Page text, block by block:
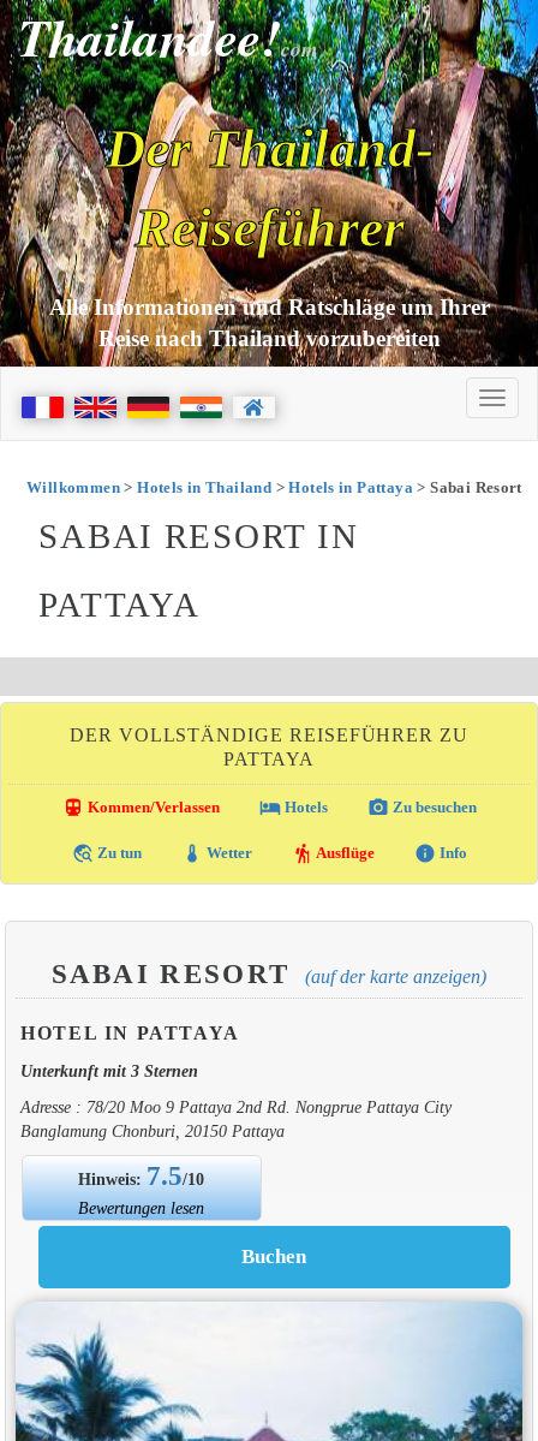
Thailandee!com
Der Thailand-
Reiseführer
Alle Informationen und Ratschläge um Ihrer
Reise nach Thailand vorzubereiten
Willkommen>Hotels in Thailand >Hotels in Pattaya > Sabai Resort
SABAI RESORT IN
PATTAYA
DER VOLLSTÄNDIGE REISEFÜHRER ZU
PATTAYA
directions_transit Kommen/Verlassen local_hotelHotels photo_camera Zu besuchen
travel_explore Zu tun thermostat Wetter hiking Ausflüge info Info
SABAI RESORT (auf der karte anzeigen)
HOTEL IN PATTAYA
Unterkunft mit 3 Sternen
Adresse : 78/20 Moo 9 Pattaya 2nd Rd. Nongprue Pattaya City
Banglamung Chonburi, 20150 Pattaya
Hinweis: 7.5/10
Bewertungen lesen